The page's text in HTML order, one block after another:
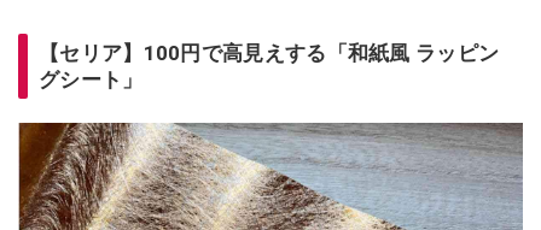
【セリア】100円で高見えする「和紙風 ラッピン
グシート」